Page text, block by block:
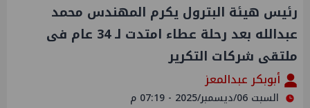
رئيس هيئة البترول يكرم المهندس محمد
عبدالله بعد رحلة عطاء امتدت لـ 34 عام فى
ملتقى شركات التكرير
أبوبكر عبدالمعز
السبت 06/ديسمبر/2025 - 07:19 م